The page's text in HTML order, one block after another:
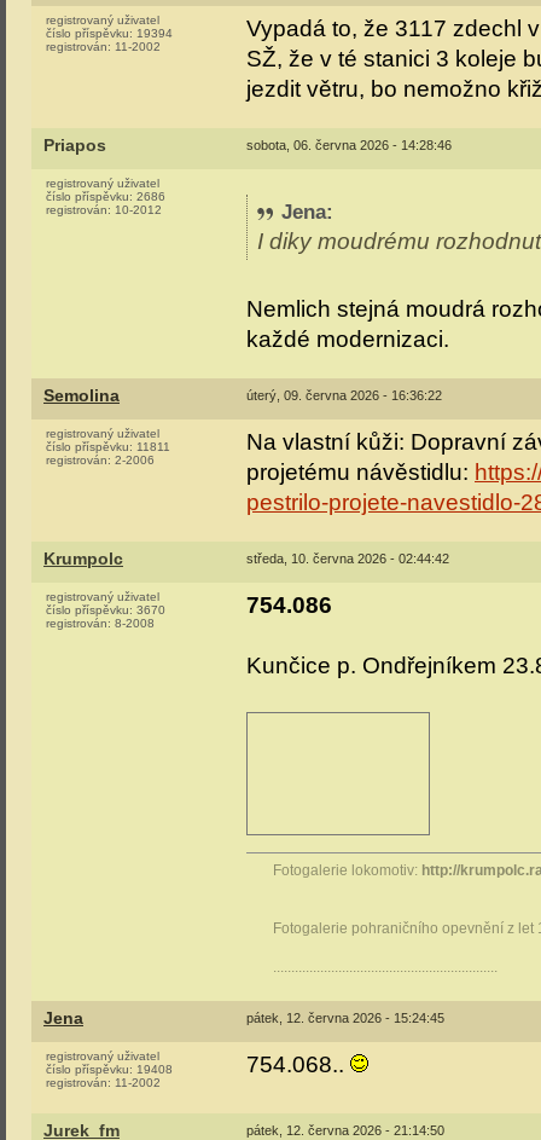
registrovaný uživatel
číslo příspěvku: 19394
registrován: 11-2002
Vypadá to, že 3117 zdechl
SŽ, že v té stanici 3 koleje
jezdit větru, bo nemožno
Priapos sobota, 06. června 2026 - 14:28:46
registrovaný uživatel
číslo příspěvku: 2686
registrován: 10-2012 Jena:
I diky moudrému
Nemlich stejná moudrá
každé modernizaci.
Semolina úterý, 09. června 2026 - 16:36:22
registrovaný uživatel
číslo příspěvku: 11811
registrován: 2-2006
Na vlastní kůži: Dopravní
projetému návěstidlu:
pestrilo-projete-navestidlo-
Krumpolc středa, 10. června 2026 - 02:44:42
registrovaný uživatel
číslo příspěvku: 3670
registrován: 8-2008
754.086
Kunčice p. Ondřejníkem
Fotogalerie lokomotiv: http://
Fotogalerie pohraničního opevnění z let
..............................................................
Jena pátek, 12. června 2026 - 15:24:45
registrovaný uživatel
číslo příspěvku: 19408
registrován: 11-2002
754.068..
Jurek_fm pátek, 12. června 2026 - 21:14:50